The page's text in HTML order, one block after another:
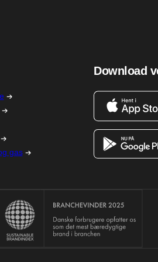
gas
Download